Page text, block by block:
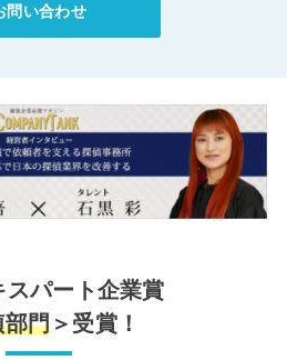
問い合わせ
スパート企業賞
部門 ＞受賞！